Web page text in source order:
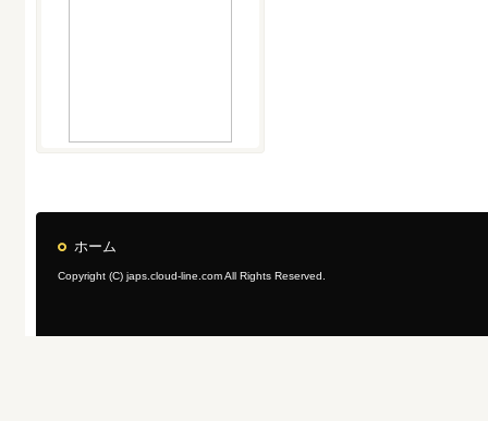
ホーム
Copyright (C) japs.cloud-line.com All Rights Reserved.